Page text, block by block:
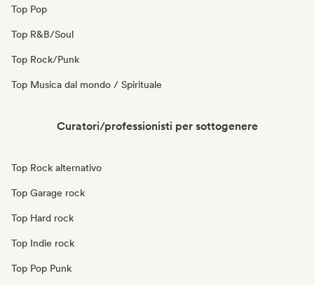
Top Pop
Top R&B/Soul
Top Rock/Punk
Top Musica dal mondo / Spirituale
Curatori/professionisti per sottogenere
Top Rock alternativo
Top Garage rock
Top Hard rock
Top Indie rock
Top Pop Punk